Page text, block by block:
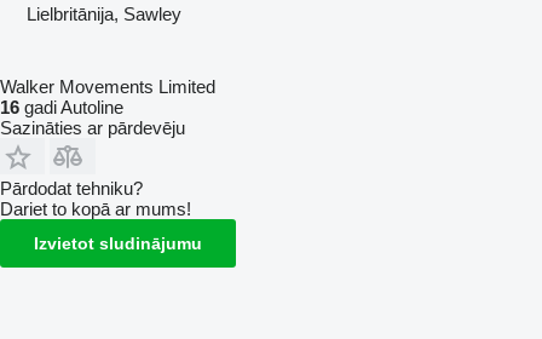
Lielbritānija, Sawley
Walker Movements Limited
16 gadi Autoline
Sazināties ar pārdevēju
Pārdodat tehniku?
Dariet to kopā ar mums!
Izvietot sludinājumu